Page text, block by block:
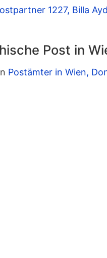
1227, Billa
Post in
Postämter in Wien,